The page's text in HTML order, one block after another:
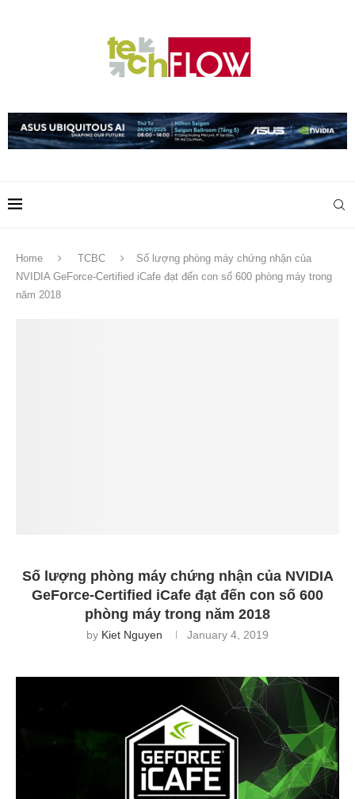
Home TCBC
Số lượng phòng máy chứng nhận của
NVIDIA GeForce-Certified iCafe đạt đến con số 600 phòng máy trong
năm 2018
Số lượng phòng máy chứng nhận của NVIDIA
GeForce-Certified iCafe đạt đến con số 600
phòng máy trong năm 2018
by Kiet Nguyen January 4, 2019